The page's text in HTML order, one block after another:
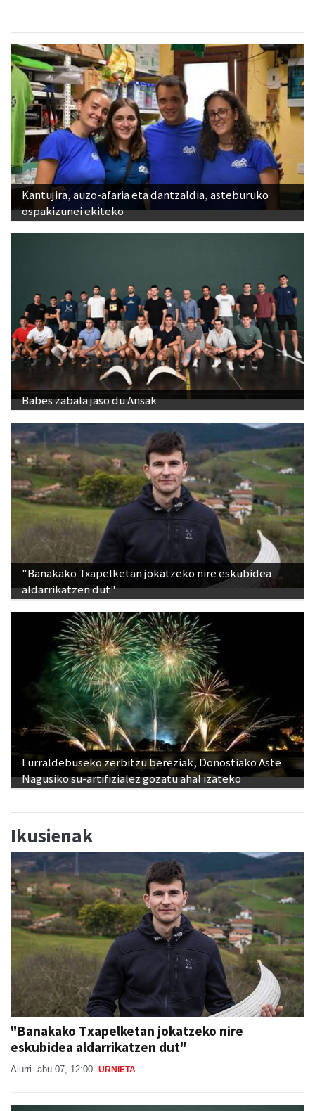
Kantujira, auzo-afaria eta dantzaldia, asteburuko
ospakizunei ekiteko
Babes zabala jaso du Ansak
"Banakako Txapelketan jokatzeko nire eskubidea
aldarrikatzen dut"
Lurraldebuseko zerbitzu bereziak, Donostiako Aste
Nagusiko su-artifizialez gozatu ahal izateko
Ikusienak
"Banakako Txapelketan jokatzeko nire
eskubidea aldarrikatzen dut"
Aiurri abu 07, 12:00 URNIETA